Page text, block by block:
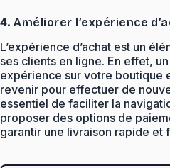
4. Améliorer l’expérience
L’expérience d’achat est un
ses clients en ligne. En effet,
expérience sur votre boutique
revenir pour effectuer de
essentiel de faciliter la
proposer des options de
garantir une livraison rapide et